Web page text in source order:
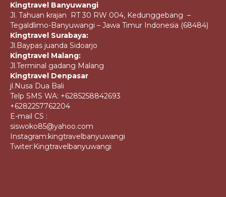
Kingtravel Banyuwangi
Jl. Tahuan krajan RT 30 RW 004, Kedunggebang –
Tegaldlimo-Banyuwangi – Jawa Timur Indonesia (68484)
Kingtravel Surabaya:
Jl.Baypas juanda Sidoarjo
Kingtravel Malang:
Jl.Terminal gadang Malang
Kingtravel Denpasar
jl.Nusa Dua Bali
Telp SMS WA: +6285258842693
+6282257762204
E-mail CS :
siswoko85@yahoo.com
Instagram:kingtravelbanyuwangi
Twiter:Kingtravelbanyuwangi